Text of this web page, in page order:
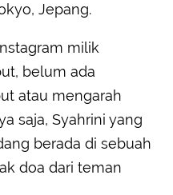
Jepang.
milik
belum ada
atau mengarah
saja, Syahrini yang
berada di sebuah
doa dari teman